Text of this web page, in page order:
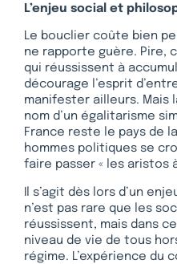
L’enjeu social et
Le bouclier coûte bien
ne rapporte guère. Pire,
qui réussissent à
décourage l’esprit
manifester ailleurs. Mais
nom d’un égalitarisme
France reste le pays de
hommes politiques se
faire passer « les aristos
Il s’agit dès lors d’un
n’est pas rare que les
réussissent, mais dans
niveau de vie de tous
régime. L’expérience